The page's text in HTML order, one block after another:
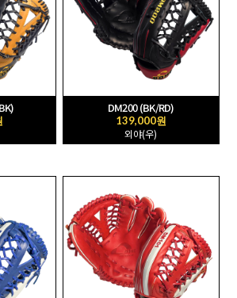
DM200 (BK/RD)
139,000원
외야(우)